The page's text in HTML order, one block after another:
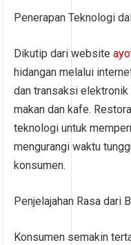
Penerapan Teknologi
Dikutip dari website
hidangan melalui
dan transaksi
makan dan kafe.
teknologi untuk
mengurangi waktu
konsumen.
Penjelajahan Rasa dari
Konsumen semakin